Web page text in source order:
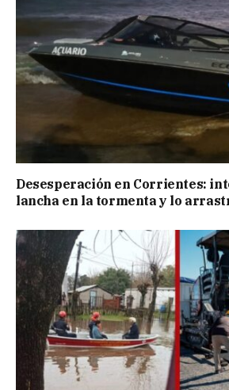
Desesperación en Corrientes:
lancha en la tormenta y lo